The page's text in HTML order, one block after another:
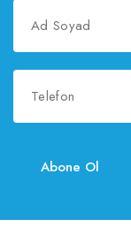
Abone Ol